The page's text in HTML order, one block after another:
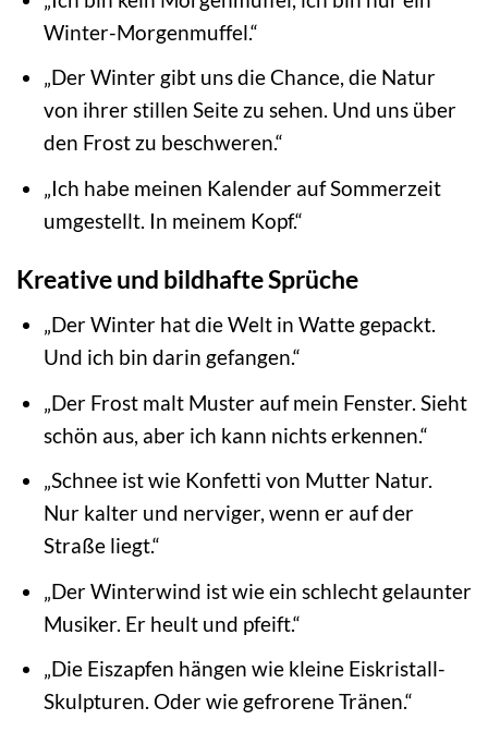
Winter-Morgenmuffel.“
„Der Winter gibt uns die Chance, die Natur
von ihrer stillen Seite zu sehen. Und uns über
den Frost zu beschweren.“
„Ich habe meinen Kalender auf Sommerzeit
umgestellt. In meinem Kopf.“
Kreative und bildhafte Sprüche
„Der Winter hat die Welt in Watte gepackt.
Und ich bin darin gefangen.“
„Der Frost malt Muster auf mein Fenster. Sieht
schön aus, aber ich kann nichts erkennen.“
„Schnee ist wie Konfetti von Mutter Natur.
Nur kalter und nerviger, wenn er auf der
Straße liegt.“
„Der Winterwind ist wie ein schlecht gelaunter
Musiker. Er heult und pfeift.“
„Die Eiszapfen hängen wie kleine Eiskristall-
Skulpturen. Oder wie gefrorene Tränen.“